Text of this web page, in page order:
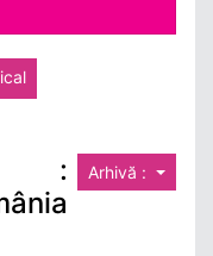
Arhivă :
: